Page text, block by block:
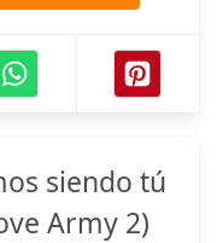
siendo tú
Army 2)